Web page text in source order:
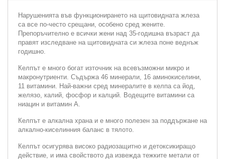
Нарушенията във функционирането на щитовидната жлеза
са все по-често срещани, особено сред жените.
Препоръчително е всички жени над 35-годишна възраст да
правят изследване на щитовидната си жлеза поне веднъж
годишно.
Келпът е много богат източник на всевъзможни микро и
макронутриенти. Съдържа 46 минерали, 16 аминокиселини,
11 витамини. Най-важни сред минералите в келпа са йод,
желязо, калий, фосфор и калций. Водещите витамини са
ниацин и витамин А.
Келпът е алкална храна и е много полезен за поддържане на
алкално-киселинния баланс в тялото.
Келпът осигурява високо радиозащитно и детоксикиращо
действие, и има свойството да извежда тежките метали от